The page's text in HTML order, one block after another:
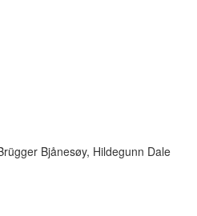
Bjånesøy, Hildegunn Dale